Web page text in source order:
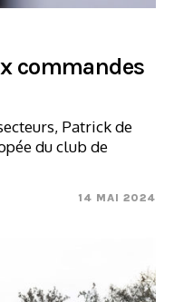
commandes
Patrick de
du club de
14 MAI 2024